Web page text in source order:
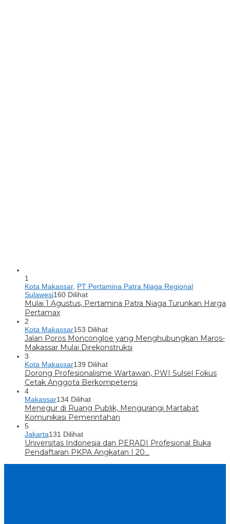
1
Kota Makassar, PT Pertamina Patra Niaga Regional
Sulawesi160 Dilihat
Mulai 1 Agustus, Pertamina Patra Niaga Turunkan Harga
Pertamax
2
Kota Makassar153 Dilihat
Jalan Poros Moncongloe yang Menghubungkan Maros-
Makassar Mulai Direkonstruksi
3
Kota Makassar139 Dilihat
Dorong Profesionalisme Wartawan, PWI Sulsel Fokus
Cetak Anggota Berkompetensi
4
Makassar134 Dilihat
Menegur di Ruang Publik, Mengurangi Martabat
Komunikasi Pemerintahan
5
Jakarta131 Dilihat
Universitas Indonesia dan PERADI Profesional Buka
Pendaftaran PKPA Angkatan I 20…